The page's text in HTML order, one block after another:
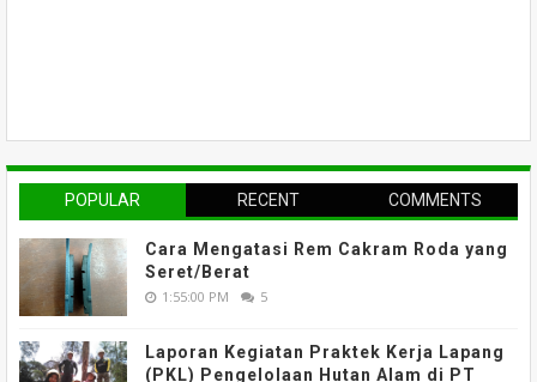
POPULAR RECENT COMMENTS
Cara Mengatasi Rem Cakram Roda yang
Seret/Berat
1:55:00 PM 5
Laporan Kegiatan Praktek Kerja Lapang
(PKL) Pengelolaan Hutan Alam di PT